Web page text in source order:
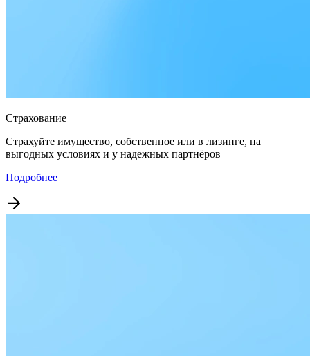
Страхование
Страхуйте имущество, собственное или в лизинге, на
выгодных условиях и у надежных партнёров
Подробнее